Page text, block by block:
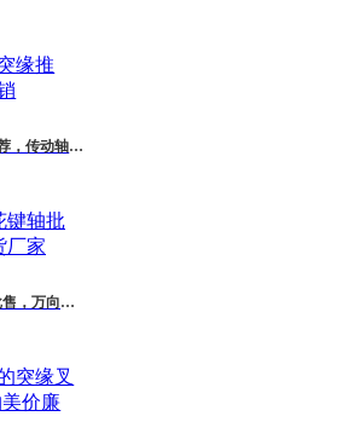
泉州专业的突缘推荐，传动轴供销
泉州高品质花键轴批售，万向节供货厂家